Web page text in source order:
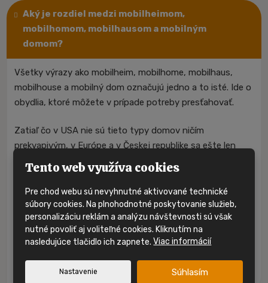
Aký je rozdiel medzi mobilheimom,
mobilhomom, mobilhausom a mobilným
domom?
Všetky výrazy ako mobilheim, mobilhome, mobilhaus,
mobilhouse a mobilný dom označujú jedno a to isté. Ide o
obydlia, ktoré môžete v prípade potreby presťahovať.
Zatiaľ čo v USA nie sú tieto typy domov ničím
prekvapivým, v Európe a v Českej republike sa ešte len
udomácňujú. Práve z angličtiny pochádzajú výrazy
mobilhome (mobile home) a mobilhouse. Od našich
nemeckých susedov sme tiež prevzali slová mobilheim a
mobilhaus, stále ide ale o to isté. Práve mobilheim je
doteraz najviac používaný výraz, ktorým ľudia nazývajú
tieto domy, avšak s tým, ako sa mobilheimy predierajú do
mobilné domy.
Tento web využíva cookies
Pre chod webu sú nevyhnutné aktivované technické
súbory cookies. Na plnohodnotné poskytovanie služieb,
personalizáciu reklám a analýzu návštevnosti sú však
nutné povoliť aj voliteľné cookies. Kliknutím na
nasledujúce tlačidlo ich zapnete.Viac informácií
Nastavenie Súhlasím